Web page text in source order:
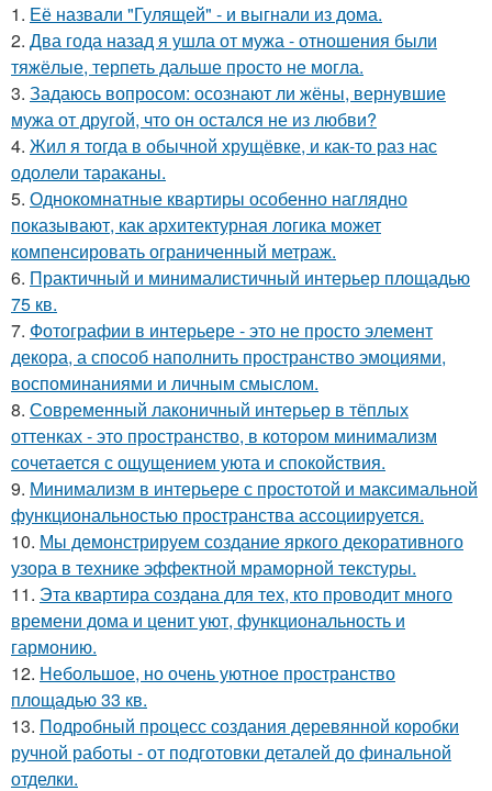
1. Её назвали "Гулящей" - и выгнали из дома.
2. Два года назад я ушла от мужа - отношения были
тяжёлые, терпеть дальше просто не могла.
3. Задаюсь вопросом: осознают ли жёны, вернувшие
мужа от другой, что он остался не из любви?
4. Жил я тогда в обычной хрущёвке, и как-то раз нас
одолели тараканы.
5. Однокомнатные квартиры особенно наглядно
показывают, как архитектурная логика может
компенсировать ограниченный метраж.
6. Практичный и минималистичный интерьер площадью
75 кв.
7. Фотографии в интерьере - это не просто элемент
декора, а способ наполнить пространство эмоциями,
воспоминаниями и личным смыслом.
8. Современный лаконичный интерьер в тёплых
оттенках - это пространство, в котором минимализм
сочетается с ощущением уюта и спокойствия.
9. Минимализм в интерьере с простотой и максимальной
функциональностью пространства ассоциируется.
10. Мы демонстрируем создание яркого декоративного
узора в технике эффектной мраморной текстуры.
11. Эта квартира создана для тех, кто проводит много
времени дома и ценит уют, функциональность и
гармонию.
12. Небольшое, но очень уютное пространство
площадью 33 кв.
13. Подробный процесс создания деревянной коробки
ручной работы - от подготовки деталей до финальной
отделки.